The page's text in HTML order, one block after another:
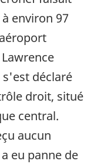
environ 97
s'est déclaré
droit, situé
central.
aucun
eu panne de